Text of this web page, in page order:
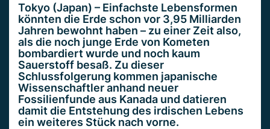
Tokyo (Japan) – Einfachste Lebensformen
könnten die Erde schon vor 3,95 Milliarden
Jahren bewohnt haben – zu einer Zeit also,
als die noch junge Erde von Kometen
bombardiert wurde und noch kaum
Sauerstoff besaß. Zu dieser
Schlussfolgerung kommen japanische
Wissenschaftler anhand neuer
Fossilienfunde aus Kanada und datieren
damit die Entstehung des irdischen Lebens
ein weiteres Stück nach vorne.